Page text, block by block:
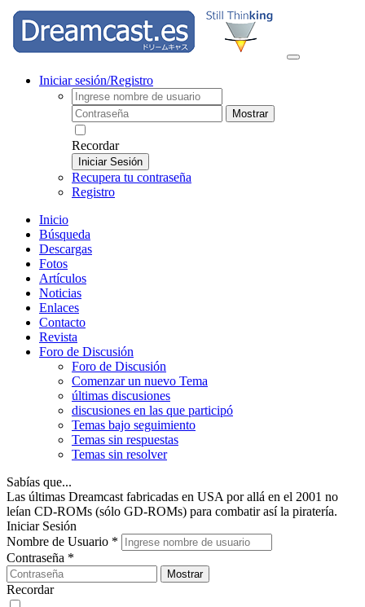
Iniciar sesión/Registro
Mostrar
Recordar
Iniciar Sesión
Recupera tu contraseña
Registro
Inicio
Búsqueda
Descargas
Fotos
Artículos
Noticias
Enlaces
Contacto
Revista
Foro de Discusión
Foro de Discusión
Comenzar un nuevo Tema
últimas discusiones
discusiones en las que participó
Temas bajo seguimiento
Temas sin respuestas
Temas sin resolver
Sabías que...
Las últimas Dreamcast fabricadas en USA por allá en el 2001 no
leían CD-ROMs (sólo GD-ROMs) para combatir así la piratería.
Iniciar Sesión
Nombre de Usuario *
Contraseña *
Mostrar
Recordar